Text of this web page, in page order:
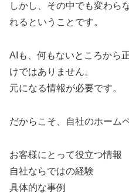
しかし、その中でも変わら
れるということです。
AIも、何もないところから
けではありません。
元になる情報が必要です。
だからこそ、自社のホーム
お客様にとって役立つ情報
自社ならではの経験
具体的な事例